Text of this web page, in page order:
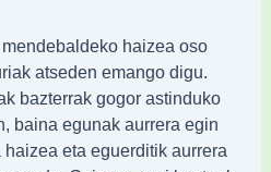
haizea oso
atseden emango digu.
bazterrak gogor astinduko
baina egunak aurrera egin
eta eguerditik aurrera